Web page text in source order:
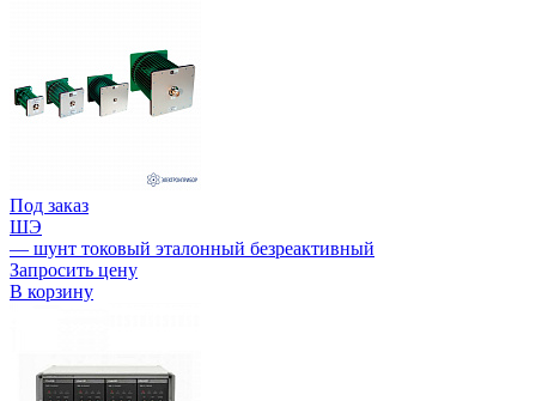
Под заказ
ШЭ
— шунт токовый эталонный безреактивный
Запросить цену
В корзину